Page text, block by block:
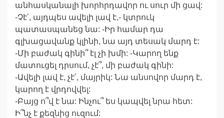
անհասկանալի խորհրդավոր ու սուր մի ցավ:
-Չէ՛, այդպես ավելի լավ է,- կտրուկ
պատասպանեց նա: -Իր համար դա
գլխացավանք կլինի, նա այդ տեսակ մարդ է:
-Մի բաժակ գինի՞ էլ չի խմի: -Կարող ենք
մատուցել դրսում, չէ՞, մի բաժակ գինի:
-Ավելի լավ է, չէ՛, մայրիկ: Նա անսովոր մարդ է,
կարող է վրդովվել:
-Բայց ո՞վ է նա: Ինչու՞ ես կապվել նրա հետ:
Ի՞նչ է քեզնից ուզում: